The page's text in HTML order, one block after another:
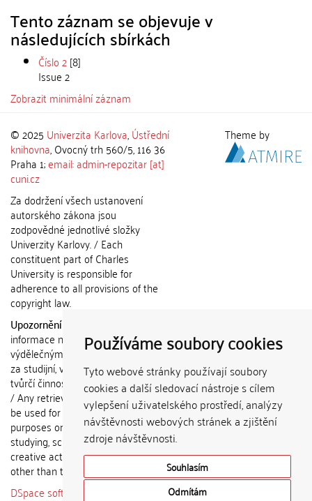
Používáme soubory cookies
Tyto webové stránky používají soubory
cookies a další sledovací nástroje s cílem
vylepšení uživatelského prostředí, analýzy
návštěvnosti webových stránek a zjištění
zdroje návštěvnosti.
Souhlasím
Odmítám
Tento záznam se objevuje v
následujících sbírkách
Číslo 2[8]
Issue 2
Zobrazit minimální záznam
© 2025 Univerzita Karlova,Ústřední
knihovna, Ovocný trh 560/5, 116 36
Praha 1;email: admin-repozitar [at]
cuni.cz
Za dodržení všech ustanovení
autorského zákona jsou
zodpovědné jednotlivé složky
Univerzity Karlovy. / Each
constituent part of Charles
University is responsible for
adherence to all provisions of the
copyright law.
Upozornění / Notice:
informace nemohou být použity k
výdělečným účelům nebo vydávány
za studijní, vědeckou nebo jinou
tvůrčí činnost jiné osoby než autora.
/ Any retrieved information shall not
be used for any commercial
purposes or claimed as results of
studying, scientific or any other
creative activities of any person
other than the author.
DSpace software
copyright © 2002-
Theme by